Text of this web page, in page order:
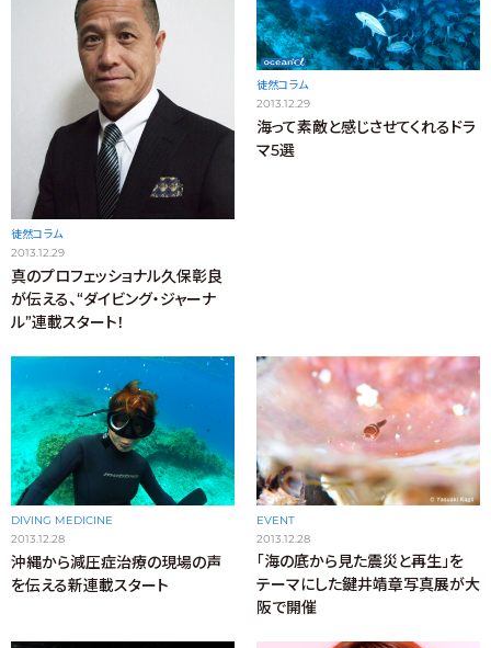
徒然コラム
2013.12.29
真のプロフェッショナル久保彰良
が伝える、“ダイビング・ジャーナ
ル”連載スタート！
徒然コラム
2013.12.29
海って素敵と感じさせてくれるドラ
マ5選
DIVING MEDICINE
2013.12.28
沖縄から減圧症治療の現場の声
を伝える新連載スタート
EVENT
2013.12.28
「海の底から見た震災と再生」を
テーマにした鍵井靖章写真展が大
阪で開催